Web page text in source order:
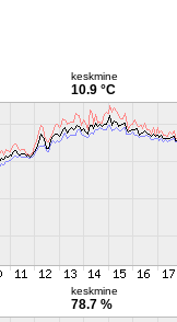
keskmine
10.9 °C
keskmine
78.7 %